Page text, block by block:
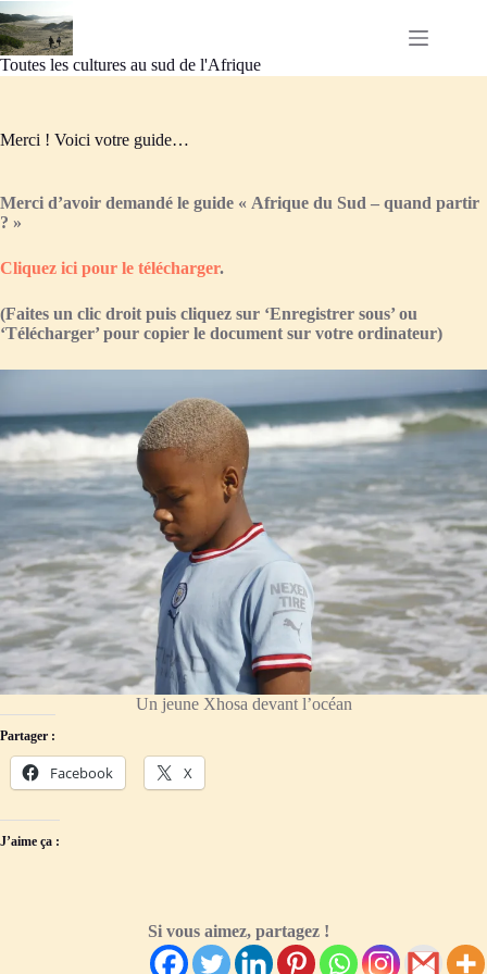
Passer
au
contenu
Toutes les cultures au sud de l'Afrique
Merci ! Voici votre guide…
Merci d’avoir demandé le guide « Afrique du Sud – quand partir
? »
Cliquez ici pour le télécharger.
(Faites un clic droit puis cliquez sur ‘Enregistrer sous’ ou
‘Télécharger’ pour copier le document sur votre ordinateur)
Un jeune Xhosa devant l’océan
Partager :
Facebook X
J’aime ça :
Si vous aimez, partagez !